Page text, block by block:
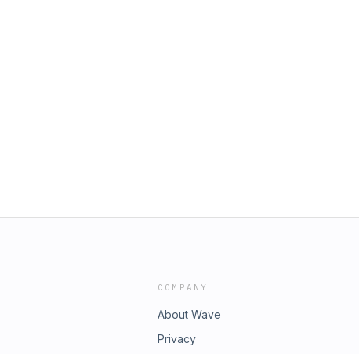
COMPANY
About Wave
Privacy